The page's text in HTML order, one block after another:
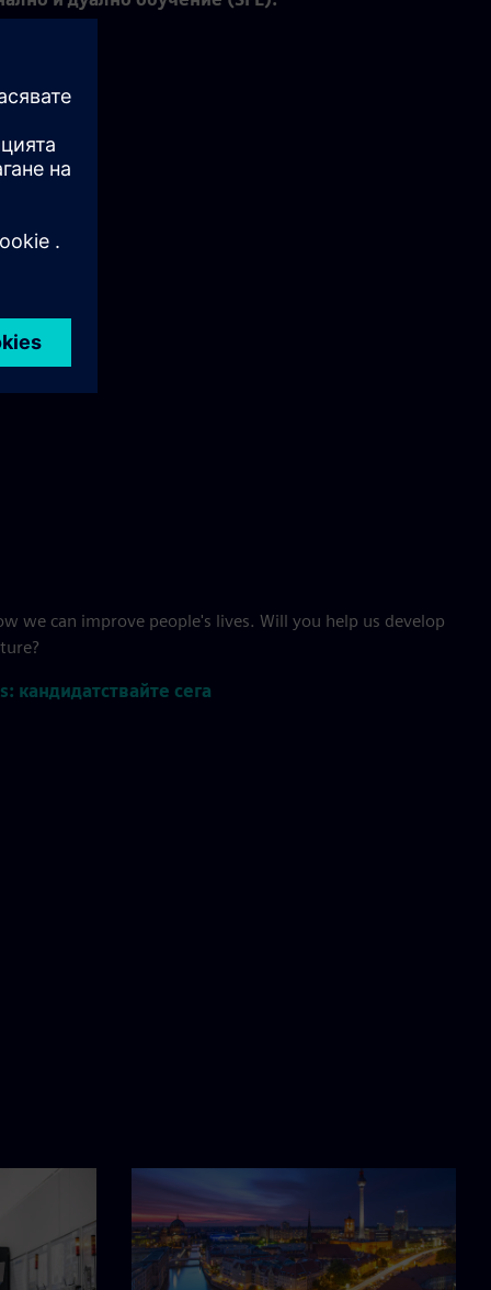
we can improve people's lives. Will you help us develop
кандидатствайте сега